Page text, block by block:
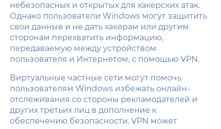
небезопасных и открытых для хакерских атак.
Однако пользователи Windows могут защитить
свои данные и не дать хакерам или другим
сторонам перехватить информацию,
передаваемую между устройством
пользователя и Интернетом, с помощью VPN.
Виртуальные частные сети могут помочь
пользователям Windows избежать онлайн-
отслеживания со стороны рекламодателей и
других третьих лиц в дополнение к
обеспечению безопасности. VPN может